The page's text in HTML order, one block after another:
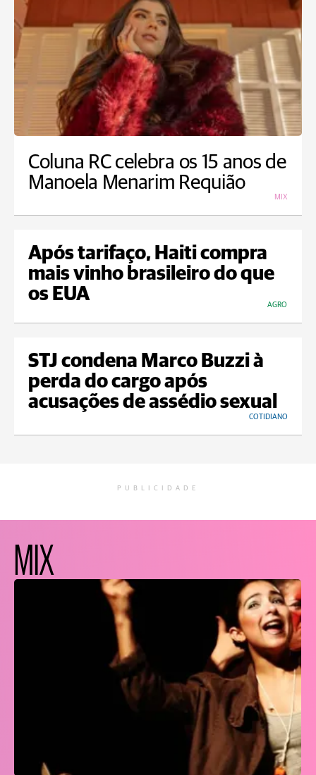
Coluna RC celebra os 15 anos de
Manoela Menarim Requião
MIX
Após tarifaço, Haiti compra
mais vinho brasileiro do que
os EUA
AGRO
STJ condena Marco Buzzi à
perda do cargo após
acusações de assédio sexual
COTIDIANO
PUBLICIDADE
MIX